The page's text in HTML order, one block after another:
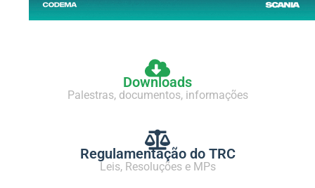
Downloads
Palestras, documentos, informações
Regulamentação do TRC
Leis, Resoluções e MPs